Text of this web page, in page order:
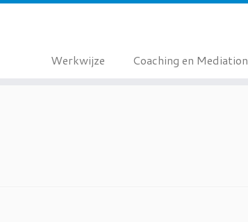
Werkwijze Coaching en Mediation